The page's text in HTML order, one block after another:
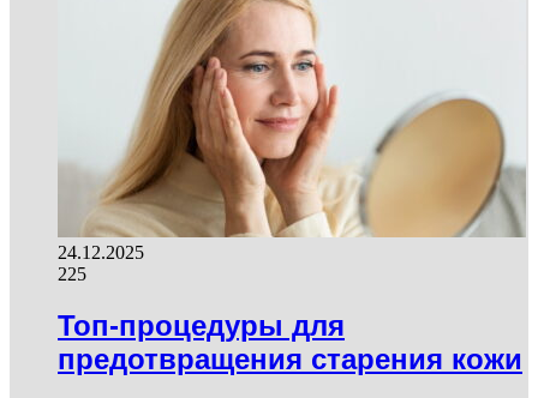
24.12.2025
225
Топ-процедуры для
предотвращения старения кожи